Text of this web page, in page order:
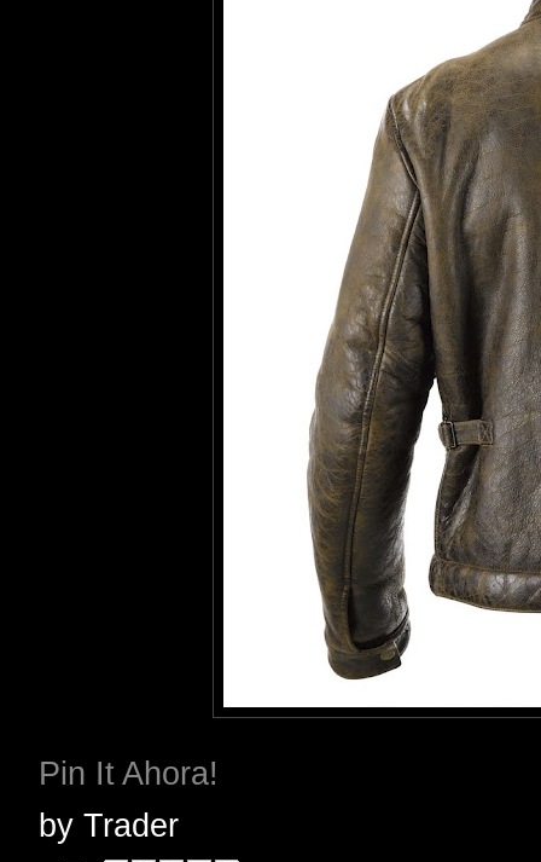
Pin It Ahora!
by Trader